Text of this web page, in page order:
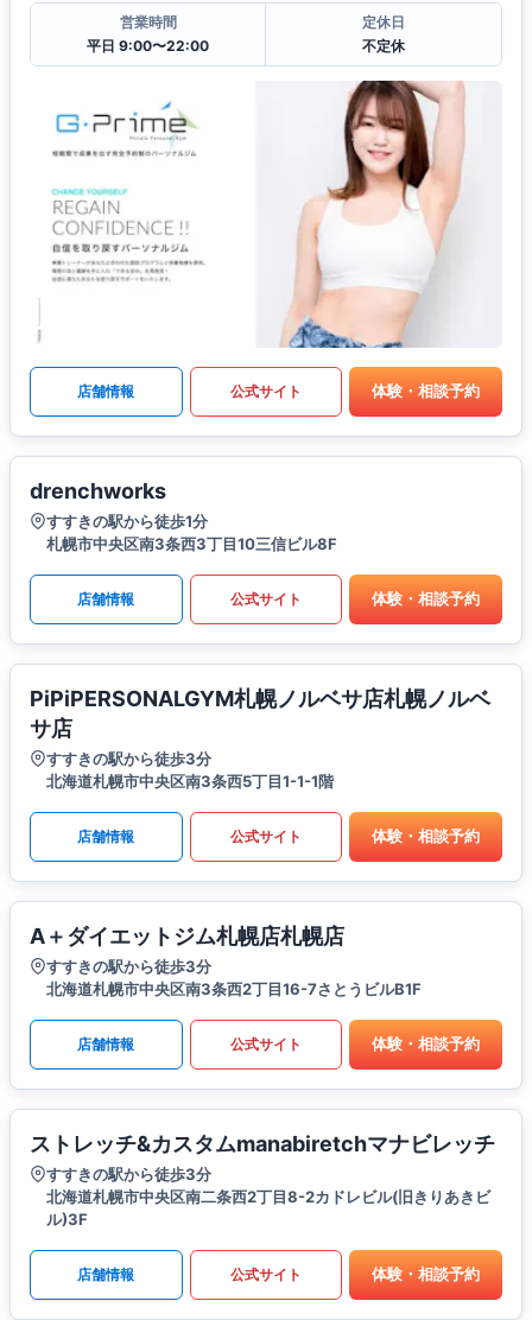
営業時間
平日 9:00〜22:00
定休日
不定休
店舗情報 公式サイト 体験・相談予約
drenchworks
すすきの駅から徒歩1分
札幌市中央区南3条西3丁目10三信ビル8F
店舗情報 公式サイト 体験・相談予約
PiPiPERSONALGYM札幌ノルベサ店札幌ノルベ
サ店
すすきの駅から徒歩3分
北海道札幌市中央区南3条西5丁目1-1-1階
店舗情報 公式サイト 体験・相談予約
A＋ダイエットジム札幌店札幌店
すすきの駅から徒歩3分
北海道札幌市中央区南3条西2丁目16-7さとうビルB1F
店舗情報 公式サイト 体験・相談予約
ストレッチ&カスタムmanabiretchマナビレッチ
すすきの駅から徒歩3分
北海道札幌市中央区南二条西2丁目8-2カドレビル(旧きりあきビ
ル)3F
店舗情報 公式サイト 体験・相談予約